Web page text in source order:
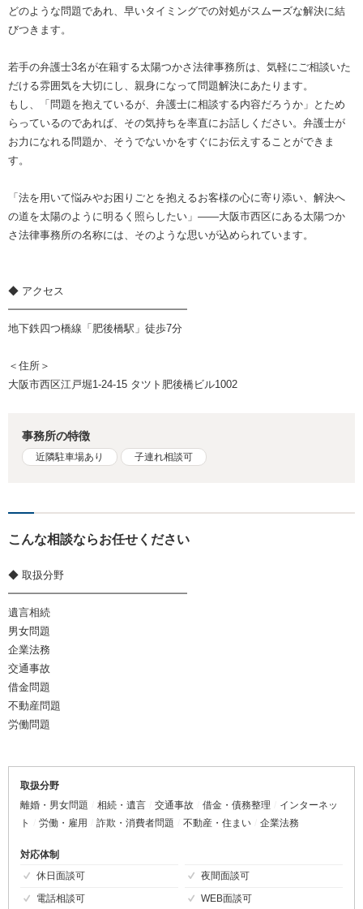
どのような問題であれ、早いタイミングでの対処がスムーズな解決に結
びつきます。
若手の弁護士3名が在籍する太陽つかさ法律事務所は、気軽にご相談いた
だける雰囲気を大切にし、親身になって問題解決にあたります。
もし、「問題を抱えているが、弁護士に相談する内容だろうか」とため
らっているのであれば、その気持ちを率直にお話しください。弁護士が
お力になれる問題か、そうでないかをすぐにお伝えすることができま
す。
「法を用いて悩みやお困りごとを抱えるお客様の心に寄り添い、解決へ
の道を太陽のように明るく照らしたい」――大阪市西区にある太陽つか
さ法律事務所の名称には、そのような思いが込められています。
◆ アクセス
━━━━━━━━━━━━━━━━━
地下鉄四つ橋線「肥後橋駅」徒歩7分
＜住所＞
大阪市西区江戸堀1-24-15 タツト肥後橋ビル1002
事務所の特徴
近隣駐車場あり 子連れ相談可
こんな相談ならお任せください
◆ 取扱分野
━━━━━━━━━━━━━━━━━
遺言相続
男女問題
企業法務
交通事故
借金問題
不動産問題
労働問題
取扱分野
離婚・男女問題
相続・遺言 交通事故 借金・債務整理
インターネッ
ト
労働・雇用 詐欺・消費者問題 不動産・住まい 企業法務
対応体制
休日面談可
夜間面談可
電話相談可
WEB面談可